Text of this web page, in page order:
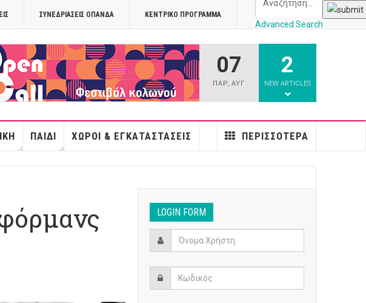
ΣΥΝΕΔΡΙΆΣΕΙΣ ΟΠΑΝΔΑ ΚΕΝΤΡΙΚΌ ΠΡΌΓΡΑΜΜΑ
Advanced Search
07
ΠΑΡ,ΑΥΓ
2
NEW ARTICLES
ΠΑΙΔΊ ΧΏΡΟΙ & ΕΓΚΑΤΑΣΤΆΣΕΙΣ ΠΕΡΙΣΣΌΤΕΡΑ
LOGIN FORM